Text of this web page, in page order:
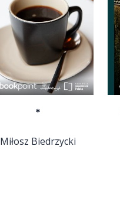
*
Miłosz Biedrzycki